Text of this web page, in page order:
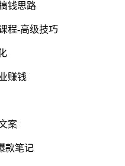
钱思路
程-高级技巧
赚钱
案
款笔记